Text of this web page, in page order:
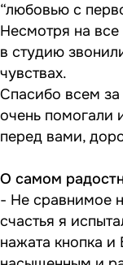
“любовью с
Несмотря на
в студию
чувствах.
Спасибо всем
очень помогали
перед вами,
О самом
- Не сравнимое
счастья я
нажата кнопка